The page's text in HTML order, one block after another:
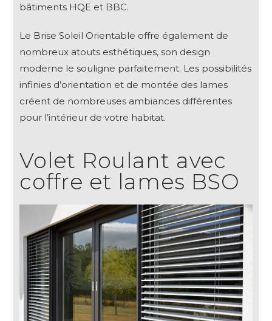
bâtiments HQE et BBC.
Le Brise Soleil Orientable offre également de
nombreux atouts esthétiques, son design
moderne le souligne parfaitement. Les possibilités
infinies d’orientation et de montée des lames
créent de nombreuses ambiances différentes
pour l’intérieur de votre habitat.
Volet Roulant avec
coffre et lames BSO